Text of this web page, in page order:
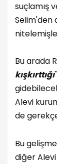
suçlamış
Selim'den
Bu arada
kışkırttığı
Alevi
de
Bu
diğer